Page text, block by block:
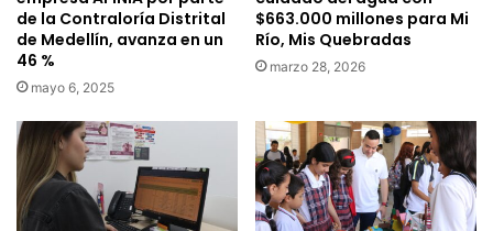
de la Contraloría Distrital
de Medellín, avanza en un
46 %
mayo 6, 2025
$663.000 millones para Mi
Río, Mis Quebradas
marzo 28, 2026